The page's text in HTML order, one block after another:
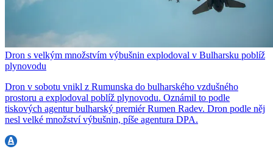
Dron s velkým množstvím výbušnin explodoval v Bulharsku poblíž
plynovodu
Dron v sobotu vnikl z Rumunska do bulharského vzdušného
prostoru a explodoval poblíž plynovodu. Oznámil to podle
tiskových agentur bulharský premiér Rumen Radev. Dron podle něj
nesl velké množství výbušnin, píše agentura DPA.